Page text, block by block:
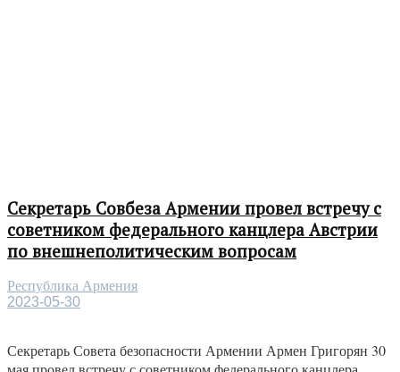
Секретарь Совбеза Армении провел встречу с
советником федерального канцлера Австрии
по внешнеполитическим вопросам
Республика Армения
2023-05-30
Секретарь Совета безопасности Армении Армен Григорян 30